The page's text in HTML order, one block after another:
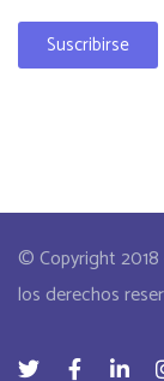
Suscribirse
© Copyright 2018
los derechos